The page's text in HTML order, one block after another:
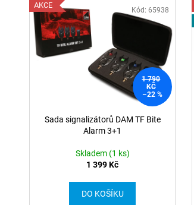
AKCE
1 790
KČ
–22 %
Sada signalizátorů DAM TF Bite
Alarm 3+1
Skladem (1 ks)
1 399 Kč
DO KOŠÍKU
Kód: 65938